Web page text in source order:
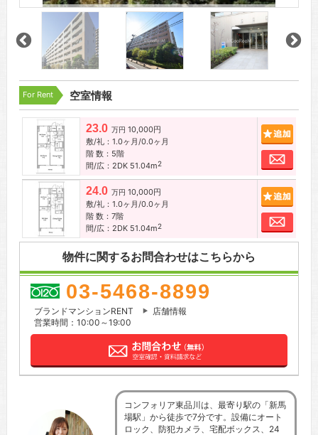
For Rent 空室情報
23.0 万円 10,000円
敷/礼：1.0ヶ月/0.0ヶ月
階 数：5階
間/広：2DK 51.04m2
お問
24.0 万円 10,000円
敷/礼：1.0ヶ月/0.0ヶ月
階 数：7階
間/広：2DK 51.04m2
お問
物件に関するお問合わせはこちらから
03-5468-8899
ブランドマンションRENT
店舗情報
営業時間：10:00～19:00
コンフォリア東品川は、最寄り駅の「新馬
場駅」から徒歩で7分です。設備にオート
ロック、防犯カメラ、宅配ボックス、24